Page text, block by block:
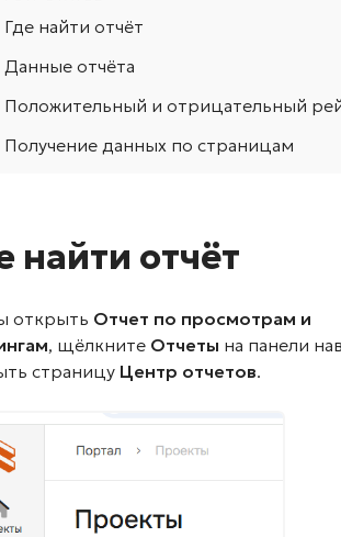
Где найти отчёт
Данные отчёта
Положительный и отрицательный
Получение данных по страницам
найти отчёт
открыть Отчет по просмотрам и
, щёлкните Отчеты на панели
страницу Центр отчетов.